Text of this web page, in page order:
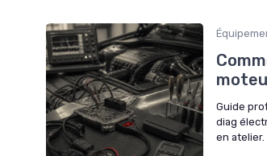
Guide
diag
en atelier.